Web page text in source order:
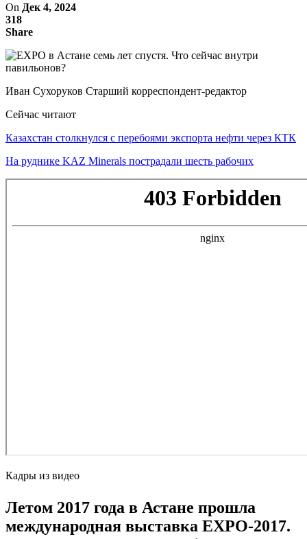
On Дек 4, 2024
318
Share
Иван Сухоруков Старший корреспондент-редактор
Сейчас читают
Казахстан столкнулся с перебоями экспорта нефти через КТК
На руднике KAZ Minerals пострадали шесть рабочих
Кадры из видео
Летом 2017 года в Астане прошла
международная выставка EXPO-2017.